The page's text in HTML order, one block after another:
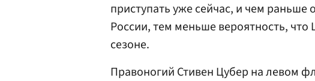
приступать уже сейчас, и чем раньше
России, тем меньше вероятность,
сезоне.
Правоногий Стивен Цубер на левом